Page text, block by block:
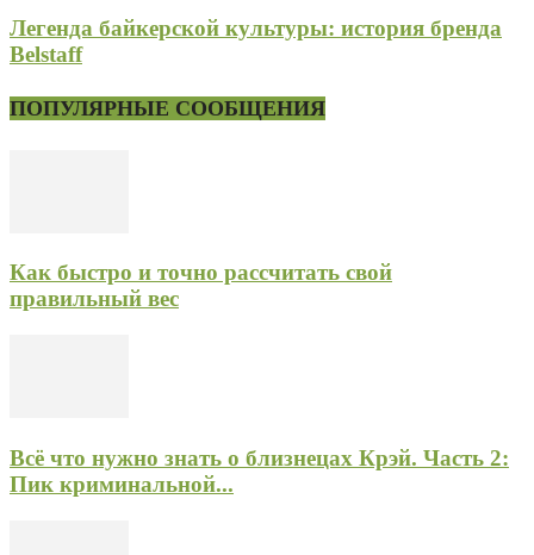
Легенда байкерской культуры: история бренда
Belstaff
ПОПУЛЯРНЫЕ СООБЩЕНИЯ
Как быстро и точно рассчитать свой
правильный вес
Всё что нужно знать о близнецах Крэй. Часть 2:
Пик криминальной...